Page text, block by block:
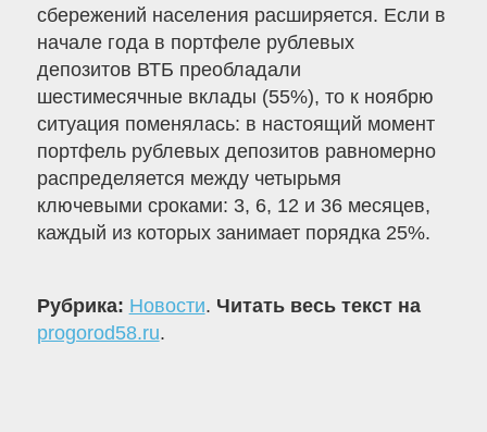
сбережений населения расширяется. Если в
начале года в портфеле рублевых
депозитов ВТБ преобладали
шестимесячные вклады (55%), то к ноябрю
ситуация поменялась: в настоящий момент
портфель рублевых депозитов равномерно
распределяется между четырьмя
ключевыми сроками: 3, 6, 12 и 36 месяцев,
каждый из которых занимает порядка 25%.
Рубрика: Новости. Читать весь текст на
progorod58.ru.